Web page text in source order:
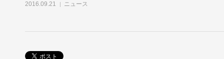
2016.09.21 ニュース